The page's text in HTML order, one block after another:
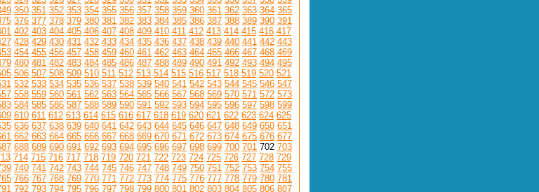
350 351 352 353 354 355 356 357 358 359 360 361 362 363 364 365
376 377 378 379 380 381 382 383 384 385 386 387 388 389 390 391
402 403 404 405 406 407 408 409 410 411 412 413 414 415 416 417
428 429 430 431 432 433 434 435 436 437 438 439 440 441 442 443
454 455 456 457 458 459 460 461 462 463 464 465 466 467 468 469
480 481 482 483 484 485 486 487 488 489 490 491 492 493 494 495
506 507 508 509 510 511 512 513 514 515 516 517 518 519 520 521
532 533 534 535 536 537 538 539 540 541 542 543 544 545 546 547
558 559 560 561 562 563 564 565 566 567 568 569 570 571 572 573
584 585 586 587 588 589 590 591 592 593 594 595 596 597 598 599
610 611 612 613 614 615 616 617 618 619 620 621 622 623 624 625
636 637 638 639 640 641 642 643 644 645 646 647 648 649 650 651
662 663 664 665 666 667 668 669 670 671 672 673 674 675 676 677
688 689 690 691 692 693 694 695 696 697 698 699 700 701 702 703
714 715 716 717 718 719 720 721 722 723 724 725 726 727 728 729
740 741 742 743 744 745 746 747 748 749 750 751 752 753 754 755
766 767 768 769 770 771 772 773 774 775 776 777 778 779 780 781
792 793 794 795 796 797 798 799 800 801 802 803 804 805 806 807